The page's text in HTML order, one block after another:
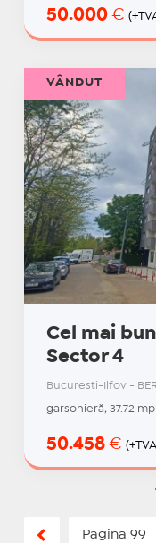
50.000 €
Cel mai
Sector 4
Bucuresti-Ilfov -
garsonieră, 37.72
50.458 €
VÂNDUT